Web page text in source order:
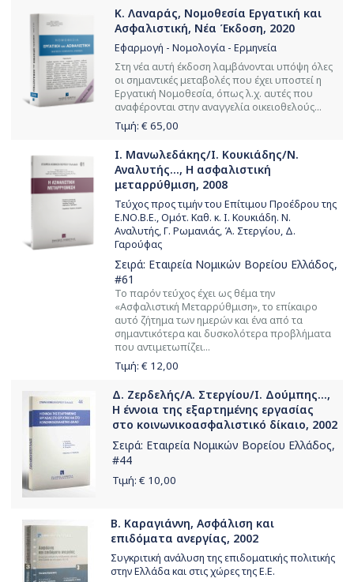
Κ. Λαναράς, Νομοθεσία Εργατική και
Ασφαλιστική, Νέα Έκδοση, 2020
Εφαρμογή - Νομολογία - Ερμηνεία
Στη νέα αυτή έκδοση λαμβάνονται υπόψη όλες
οι σημαντικές μεταβολές που έχει υποστεί η
Εργατική Νομοθεσία, όπως λ.χ. αυτές που
αναφέρονται στην αναγγελία οικειοθελούς...
Τιμή: € 65,00
Ι. Μανωλεδάκης/Ι. Κουκιάδης/Ν.
Αναλυτής..., Η ασφαλιστική
μεταρρύθμιση, 2008
Τεύχος προς τιμήν του Επίτιμου Προέδρου της
Ε.ΝΟ.Β.Ε., Ομότ. Καθ. κ. Ι. Κουκιάδη. Ν.
Αναλυτής, Γ. Ρωμανιάς, Ά. Στεργίου, Δ.
Γαρούφας
Σειρά: Εταιρεία Νομικών Βορείου Ελλάδος,
#61
To παρόν τεύχος έχει ως θέμα την
«Ασφαλιστική Μεταρρύθμιση», το επίκαιρο
αυτό ζήτημα των ημερών και ένα από τα
σημαντικότερα και δυσκολότερα προβλήματα
που αντιμετωπίζει...
Τιμή: € 12,00
Δ. Ζερδελής/Α. Στεργίου/Ι. Δούμπης...,
Η έννοια της εξαρτημένης εργασίας
στο κοινωνικοασφαλιστικό δίκαιο, 2002
Σειρά: Εταιρεία Νομικών Βορείου Ελλάδος,
#44
Τιμή: € 10,00
Β. Καραγιάννη, Ασφάλιση και
επιδόματα ανεργίας, 2002
Συγκριτική ανάλυση της επιδοματικής πολιτικής
στην Ελλάδα και στις χώρες της Ε.Ε.